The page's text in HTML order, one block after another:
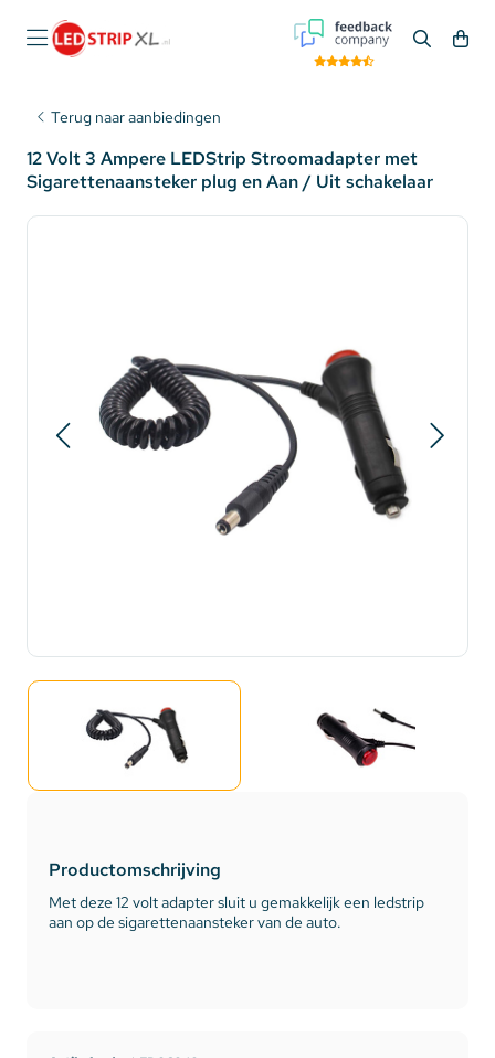
Terug naar aanbiedingen
12 Volt 3 Ampere LEDStrip Stroomadapter met
Sigarettenaansteker plug en Aan / Uit schakelaar
Productomschrijving
Met deze 12 volt adapter sluit u gemakkelijk een ledstrip
aan op de sigarettenaansteker van de auto.